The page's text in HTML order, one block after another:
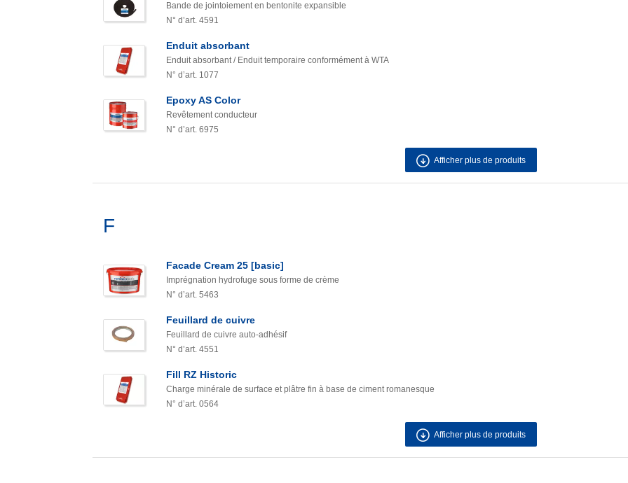
Bande de jointoiement en bentonite expansible
N° d’art. 4591
Enduit absorbant
Enduit absorbant / Enduit temporaire conformément à WTA
N° d’art. 1077
Epoxy AS Color
Revêtement conducteur
N° d’art. 6975
Afficher plus de produits
F
Facade Cream 25 [basic]
Imprégnation hydrofuge sous forme de crème
N° d’art. 5463
Feuillard de cuivre
Feuillard de cuivre auto-adhésif
N° d’art. 4551
Fill RZ Historic
Charge minérale de surface et plâtre fin à base de ciment romanesque
N° d’art. 0564
Afficher plus de produits